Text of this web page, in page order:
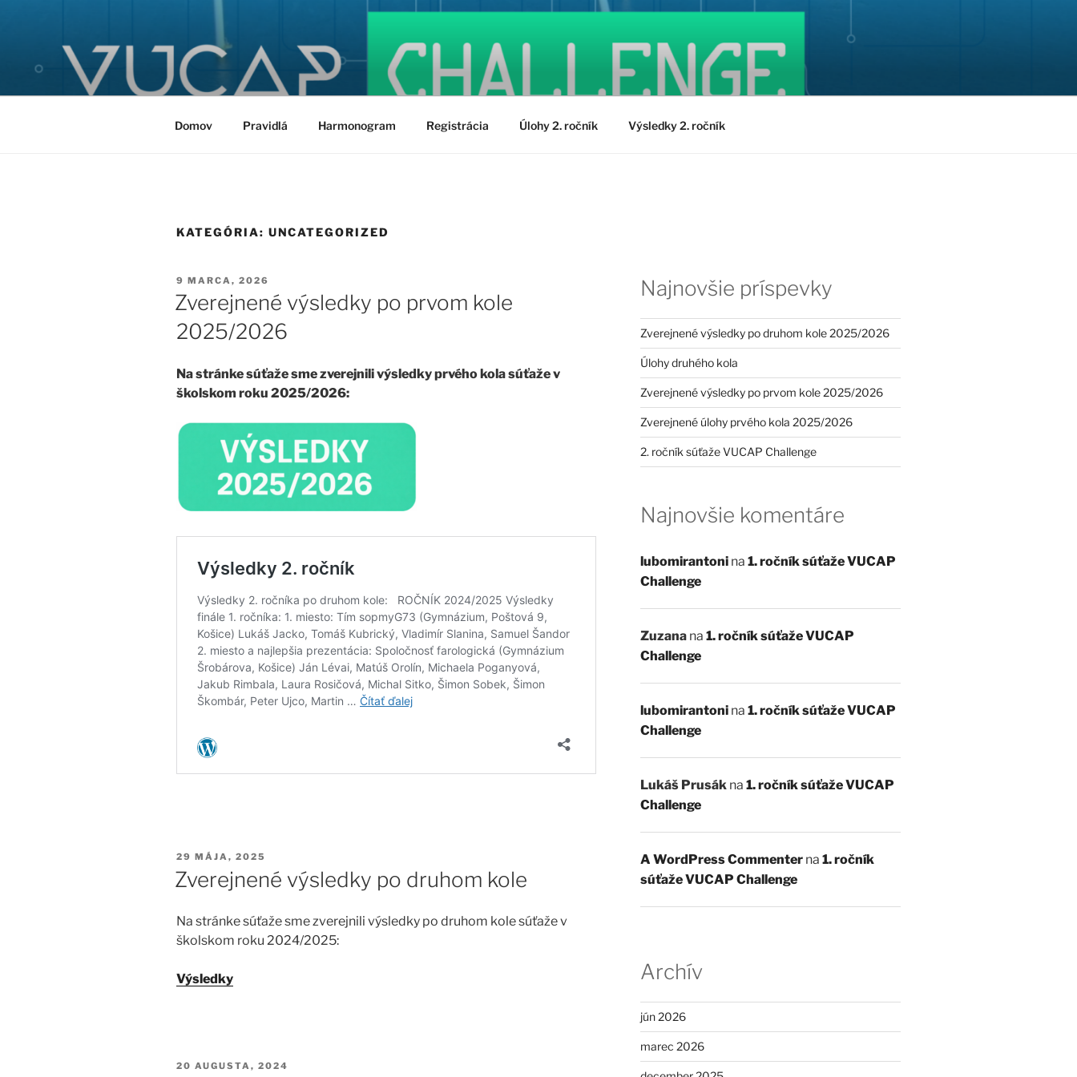
Domov Pravidlá Harmonogram Registrácia Úlohy 2. ročník Výsledky 2. ročník
KATEGÓRIA: UNCATEGORIZED
PUBLIKOVANÉ
9 MARCA, 2026
Zverejnené výsledky po prvom kole
2025/2026
Na stránke súťaže sme zverejnili výsledky prvého kola súťaže v
školskom roku 2025/2026:
PUBLIKOVANÉ
29 MÁJA, 2025
Zverejnené výsledky po druhom kole
Na stránke súťaže sme zverejnili výsledky po druhom kole súťaže v
školskom roku 2024/2025:
Výsledky
PUBLIKOVANÉ
20 AUGUSTA, 2024
Najnovšie príspevky
Zverejnené výsledky po druhom kole 2025/2026
Úlohy druhého kola
Zverejnené výsledky po prvom kole 2025/2026
Zverejnené úlohy prvého kola 2025/2026
2. ročník súťaže VUCAP Challenge
Najnovšie komentáre
lubomirantonina 1. ročník súťaže VUCAP
Challenge
Zuzanana 1. ročník súťaže VUCAP
Challenge
lubomirantonina 1. ročník súťaže VUCAP
Challenge
Lukáš Prusák na 1. ročník súťaže VUCAP
Challenge
A WordPress Commenterna 1. ročník
súťaže VUCAP Challenge
Archív
jún 2026
marec 2026